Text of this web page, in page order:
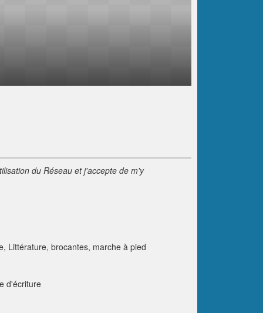
du Réseau et j'accepte de m'y
Littérature, brocantes, marche à pied
d'écriture